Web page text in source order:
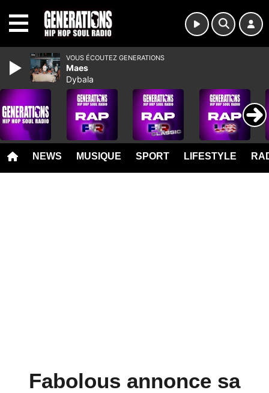
NEWS MUSIQUE SPORT LIFESTYLE
Fabolous annonce sa
VOUS ÉCOUTEZ GENERATIONS
Maes
Dybala